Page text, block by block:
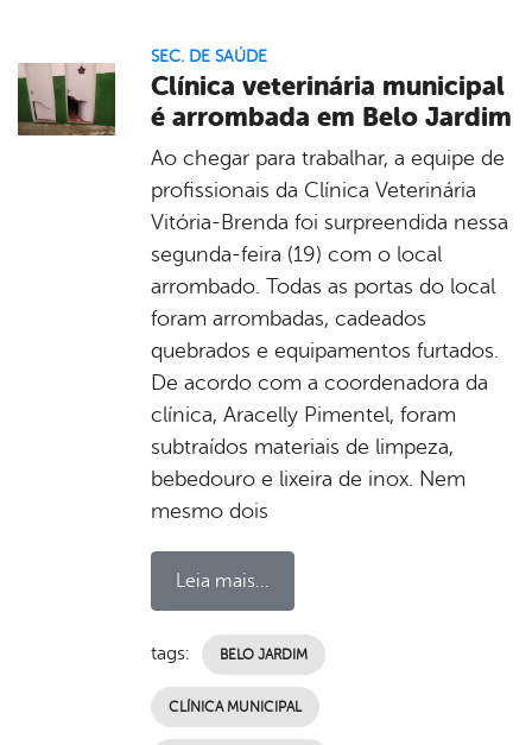
SEC. DE SAÚDE
Clínica veterinária municipal
é arrombada em Belo Jardim
Ao chegar para trabalhar, a equipe de
profissionais da Clínica Veterinária
Vitória-Brenda foi surpreendida nessa
segunda-feira (19) com o local
arrombado. Todas as portas do local
foram arrombadas, cadeados
quebrados e equipamentos furtados.
De acordo com a coordenadora da
clínica, Aracelly Pimentel, foram
subtraídos materiais de limpeza,
bebedouro e lixeira de inox. Nem
mesmo dois
Leia mais...
tags: BELO JARDIM
CLÍNICA MUNICIPAL